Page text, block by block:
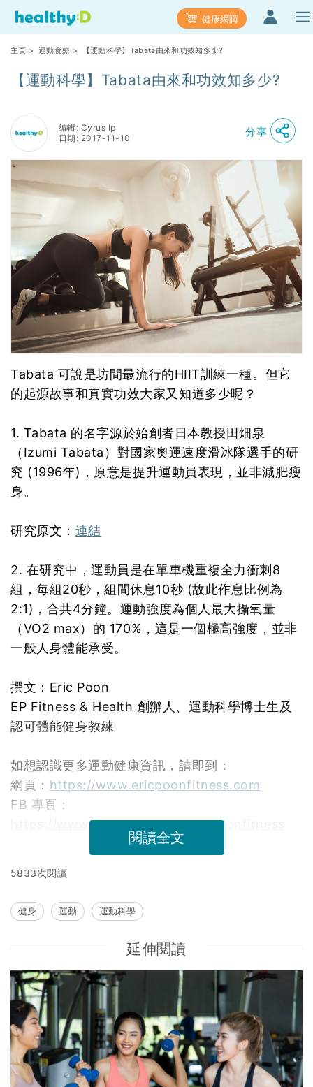
健康網購
主頁 > 運動食療 > 【運動科學】Tabata由來和功效知多少?
【運動科學】Tabata由來和功效知多少?
編輯: Cyrus Ip
日期: 2017-11-10
分享
Tabata 可說是坊間最流行的HIIT訓練一種。但它
的起源故事和真實功效大家又知道多少呢？
1. Tabata 的名字源於始創者日本教授田畑泉
（Izumi Tabata）對國家奧運速度滑冰隊選手的研
究 (1996年)，原意是提升運動員表現，並非減肥瘦
身。
研究原文： 連結
2. 在研究中，運動員是在單車機重複全力衝刺8
組，每組20秒，組間休息10秒 (故此作息比例為
2:1)，合共4分鐘。運動強度為個人最大攝氧量
（VO2 max）的 170%，這是一個極高強度，並非
一般人身體能承受。
撰文：Eric Poon
EP Fitness & Health 創辦人、運動科學博士生及
認可體能健身教練
如想認識更多運動健康資訊，請即到：
網頁： https://www.ericpoonfitness.com
FB 專頁：
https://www.facebook.com/ericpoonfitness
閱讀全文
5833次閱讀
健身 運動 運動科學
延伸閱讀